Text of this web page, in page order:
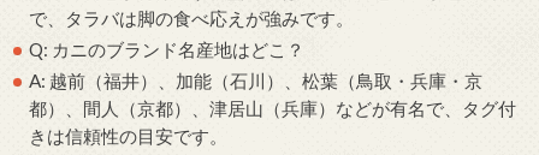
で、タラバは脚の食べ応えが強みです。
Q: カニのブランド名産地はどこ？
A: 越前（福井）、加能（石川）、松葉（鳥取・兵庫・京
都）、間人（京都）、津居山（兵庫）などが有名で、タグ付
きは信頼性の目安です。